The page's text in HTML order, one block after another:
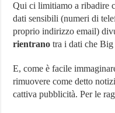
Qui ci limitiamo a ribadire
dati sensibili (numeri di
proprio indirizzo email)
rientrano tra i dati che Big
E, come è facile
rimuovere come detto
cattiva pubblicità. Per le